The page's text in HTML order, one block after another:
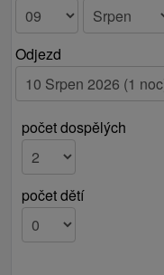
Odjezd
počet dospělých
počet dětí